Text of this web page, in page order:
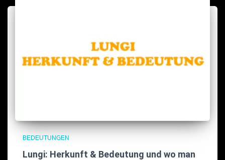
BEDEUTUNGEN
Lungi: Herkunft & Bedeutung und wo man